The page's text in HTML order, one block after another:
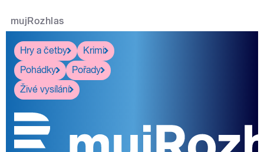
mujRozhlas
Hry a četby
Krimi
Pohádky
Pořady
Živé vysílání